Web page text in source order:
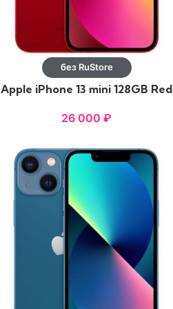
без RuStore
Apple iPhone 13 mini 128GB Red
26 000₽